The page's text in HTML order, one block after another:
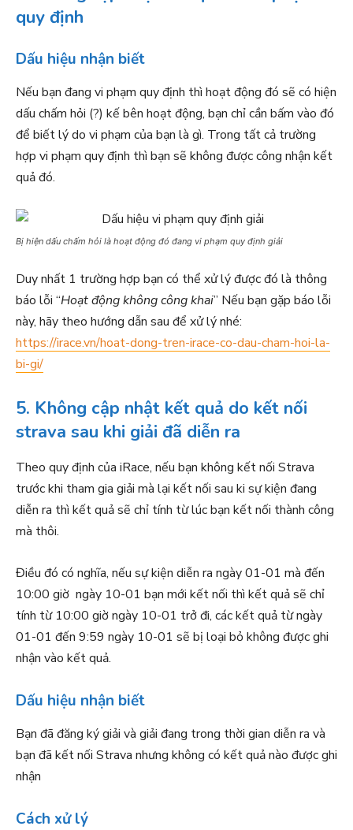
quy định
Dấu hiệu nhận biết
Nếu bạn đang vi phạm quy định thì hoạt động đó sẽ có hiện
dấu chấm hỏi (?) kế bên hoạt động, bạn chỉ cần bấm vào đó
để biết lý do vi phạm của bạn là gì. Trong tất cả trường
hợp vi phạm quy định thì bạn sẽ không được công nhận kết
quả đó.
Bị hiện dấu chấm hỏi là hoạt động đó đang vi phạm quy định giải
Duy nhất 1 trường hợp bạn có thể xử lý được đó là thông
báo lỗi “Hoạt động không công khai” Nếu bạn gặp báo lỗi
này, hãy theo hướng dẫn sau để xử lý nhé:
https://irace.vn/hoat-dong-tren-irace-co-dau-cham-hoi-la-
bi-gi/
5. Không cập nhật kết quả do kết nối
strava sau khi giải đã diễn ra
Theo quy định của iRace, nếu bạn không kết nối Strava
trước khi tham gia giải mà lại kết nối sau ki sự kiện đang
diễn ra thì kết quả sẽ chỉ tính từ lúc bạn kết nối thành công
mà thôi.
Điều đó có nghĩa, nếu sự kiện diễn ra ngày 01-01 mà đến
10:00 giờ ngày 10-01 bạn mới kết nối thì kết quả sẽ chỉ
tính từ 10:00 giờ ngày 10-01 trở đi, các kết quả từ ngày
01-01 đến 9:59 ngày 10-01 sẽ bị loại bỏ không được ghi
nhận vào kết quả.
Dấu hiệu nhận biết
Bạn đã đăng ký giải và giải đang trong thời gian diễn ra và
bạn đã kết nối Strava nhưng không có kết quả nào được ghi
nhận
Cách xử lý